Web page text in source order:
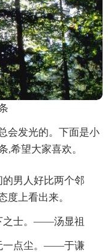
会发光的。下面是小
,希望大家喜欢。
男人好比两个邻
度上看出来。
之士。——汤显祖
一点尘。——于谦